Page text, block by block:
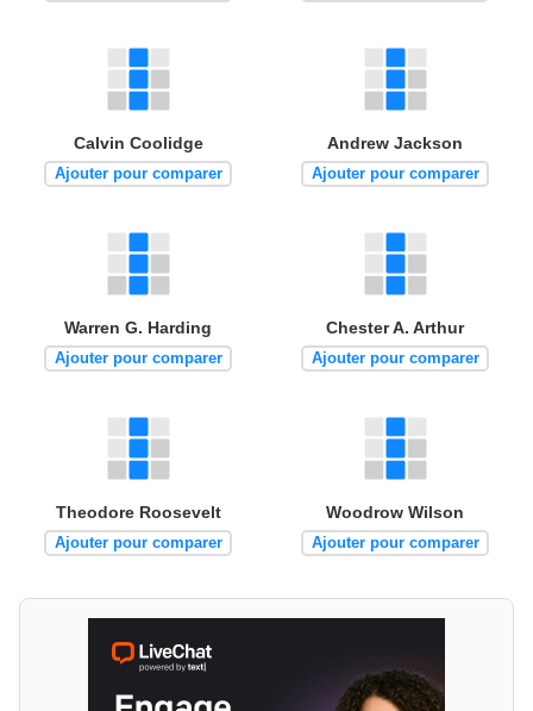
Calvin Coolidge
Ajouter pour comparer
Andrew Jackson
Ajouter pour comparer
Warren G. Harding
Ajouter pour comparer
Chester A. Arthur
Ajouter pour comparer
Theodore Roosevelt
Ajouter pour comparer
Woodrow Wilson
Ajouter pour comparer